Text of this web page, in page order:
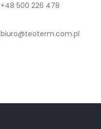
+48 500 226 478
biuro@teoterm.com.pl